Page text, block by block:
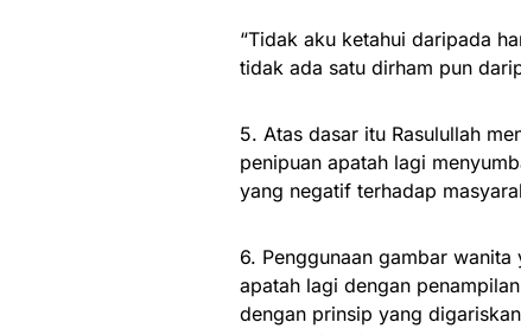
“Tidak aku ketahui daripada
tidak ada satu dirham pun
5. Atas dasar itu Rasulullah
penipuan apatah lagi
yang negatif terhadap
6. Penggunaan gambar
apatah lagi dengan
dengan prinsip yang